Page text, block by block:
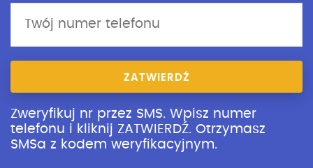
ZATWIERDŹ
Zweryfikuj nr przez SMS. Wpisz numer
telefonu i kliknij ZATWIERDŹ. Otrzymasz
SMSa z kodem weryfikacyjnym.